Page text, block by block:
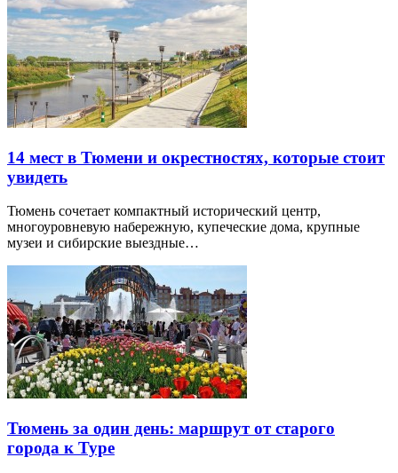
14 мест в Тюмени и окрестностях, которые стоит
увидеть
Тюмень сочетает компактный исторический центр,
многоуровневую набережную, купеческие дома, крупные
музеи и сибирские выездные…
Тюмень за один день: маршрут от старого
города к Туре